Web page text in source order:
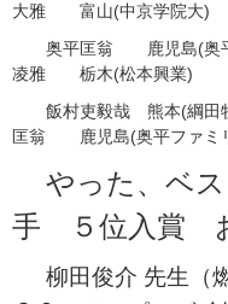
大雅 富山(中京学院大)
奥平匡翁 鹿児島(奥
凌雅 栃木(松本興業)
飯村吏毅哉 熊本
匡翁 鹿児島(奥平ファミ
やった、ベ
手 ５位入賞
柳田俊介 先生（